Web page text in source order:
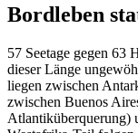
Bordleben
57 Seetage gegen 63
dieser Länge
liegen zwischen
zwischen Buenos
Atlantiküberquerung)